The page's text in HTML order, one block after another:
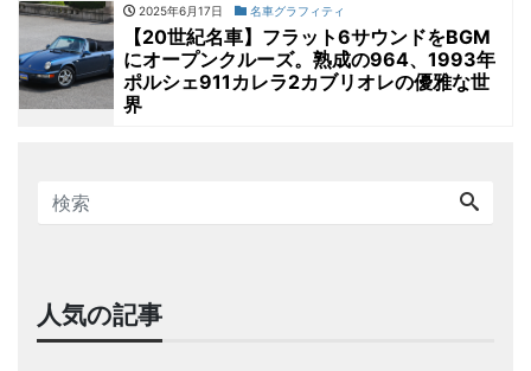
2025年6月17日 名車グラフィティ
【20世紀名車】フラット6サウンドをBGM
にオープンクルーズ。熟成の964、1993年
ポルシェ911カレラ2カブリオレの優雅な世
界
人気の記事